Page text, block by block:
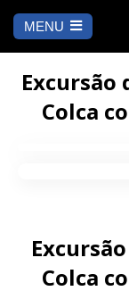
MENU
Excursão
Colca
Colca